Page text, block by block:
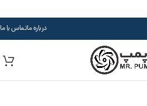
درباره ماتماس با ما